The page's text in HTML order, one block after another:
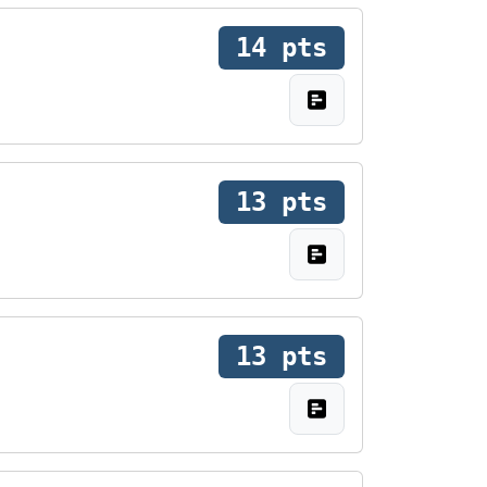
14 pts
13 pts
13 pts